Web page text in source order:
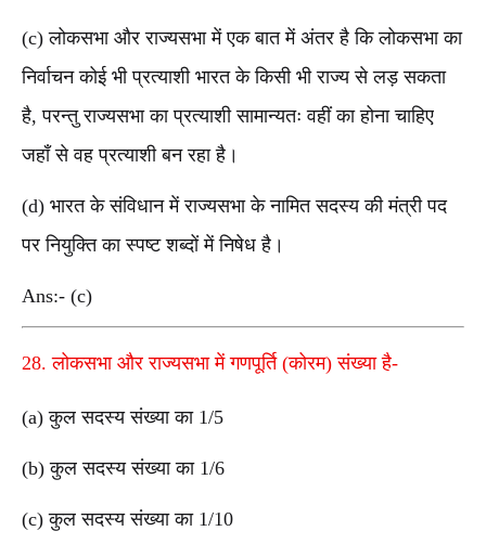
(c) लोकसभा और राज्यसभा में एक बात में अंतर है कि लोकसभा का
निर्वाचन कोई भी प्रत्याशी भारत के किसी भी राज्य से लड़ सकता
है, परन्तु राज्यसभा का प्रत्याशी सामान्यतः वहीं का होना चाहिए
जहाँ से वह प्रत्याशी बन रहा है।
(d) भारत के संविधान में राज्यसभा के नामित सदस्य की मंत्री पद
पर नियुक्ति का स्पष्ट शब्दों में निषेध है।
Ans:- (c)
28. लोकसभा और राज्यसभा में गणपूर्ति (कोरम) संख्या है-
(a) कुल सदस्य संख्या का 1/5
(b) कुल सदस्य संख्या का 1/6
(c) कुल सदस्य संख्या का 1/10